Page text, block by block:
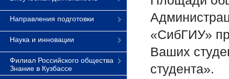
Направления подготовки
Наука и инновации
Филиал Российского общества
Знание в Кузбассе
«СибГИУ»
Ваших
студента».